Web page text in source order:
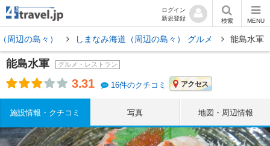
ログイン
新規登録
検索 MENU
周辺の島々） しまなみ海道（周辺の島々） グルメ 能島水軍
能島水軍 グルメ・レストラン
3.31 16件のクチコミ アクセス
施設情報・クチコミ 写真 地図・周辺情報